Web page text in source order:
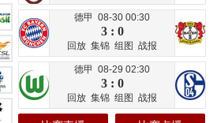
德甲 08-30 00:30
3 : 0
回放 集锦 组图 战报
德甲 08-29 02:30
3 : 0
回放 集锦 组图 战报